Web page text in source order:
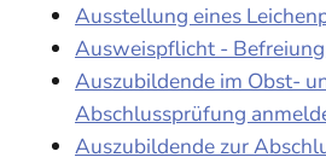
Ausstellung eines
Ausweispflicht -
Auszubildende im Obst-
Abschlussprüfung
Auszubildende zur